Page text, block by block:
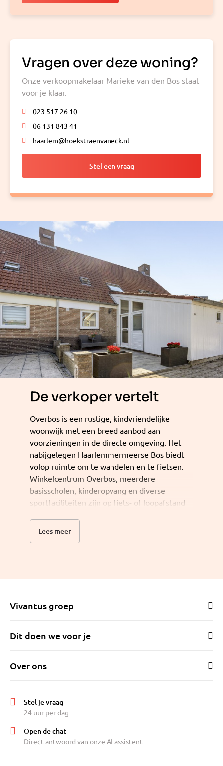
Vragen over deze woning?
Onze verkoopmakelaar Marieke van den Bos staat
voor je klaar.
023 517 26 10
06 131 843 41
haarlem@hoekstraenvaneck.nl
Stel een vraag
De verkoper vertelt
Overbos is een rustige, kindvriendelijke
woonwijk met een breed aanbod aan
voorzieningen in de directe omgeving. Het
nabijgelegen Haarlemmermeerse Bos biedt
volop ruimte om te wandelen en te fietsen.
Winkelcentrum Overbos, meerdere
basisscholen, kinderopvang en diverse
sportfaciliteiten zijn op fiets- of loopafstand
Lees meer
Vivantus groep
Dit doen we voor je
Over ons
Stel je vraag
24 uur per dag
Open de chat
Direct antwoord van onze AI assistent